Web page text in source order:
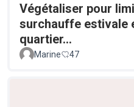
Végétaliser pour
surchauffe estivale
quartier...
Marine 47